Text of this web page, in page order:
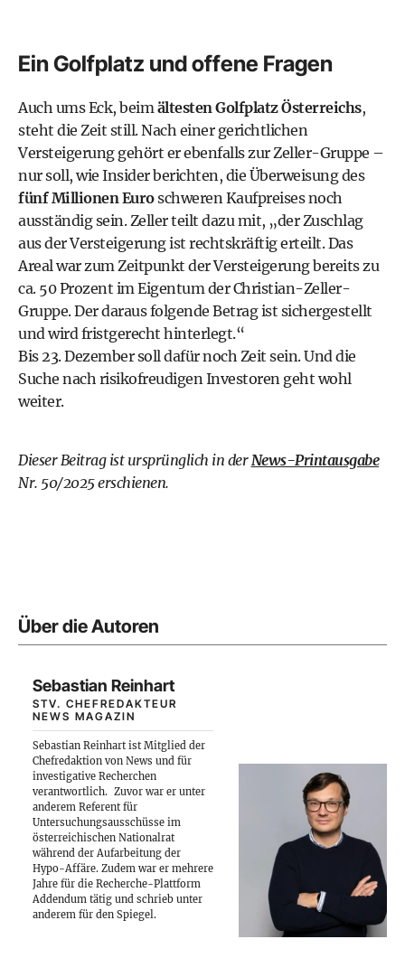
Ein Golfplatz und offene Fragen
Auch ums Eck, beim ältesten Golfplatz Österreichs,
steht die Zeit still. Nach einer gerichtlichen
Versteigerung gehört er ebenfalls zur Zeller-Gruppe –
nur soll, wie Insider berichten, die Überweisung des
fünf Millionen Euroschweren Kaufpreises noch
ausständig sein. Zeller teilt dazu mit, „der Zuschlag
aus der Versteigerung ist rechtskräftig erteilt. Das
Areal war zum Zeitpunkt der Versteigerung bereits zu
ca. 50 Prozent im Eigentum der Christian-Zeller-
Gruppe. Der daraus folgende Betrag ist sichergestellt
und wird fristgerecht hinterlegt.“
Bis 23. Dezember soll dafür noch Zeit sein. Und die
Suche nach risikofreudigen Investoren geht wohl
weiter.
Dieser Beitrag ist ursprünglich in der News-Printausgabe
Nr. 50/2025 erschienen.
Über die Autoren
Sebastian Reinhart
STV. CHEFREDAKTEUR
NEWS MAGAZIN
Sebastian Reinhart ist Mitglied der
Chefredaktion von News und für
investigative Recherchen
verantwortlich.
Zuvor war er unter
anderem Referent für
Untersuchungsausschüsse im
österreichischen Nationalrat
während der Aufarbeitung der
Hypo-Affäre. Zudem war er mehrere
Jahre für die Recherche-Plattform
Addendum tätig und schrieb unter
anderem für den Spiegel.